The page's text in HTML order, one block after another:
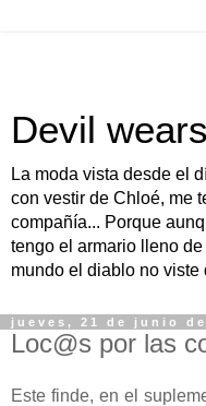
Devil
La moda vista desde el
con vestir de Chloé, me
compañía... Porque
tengo el armario lleno
mundo el diablo no viste
jueves, 21 de junio de
Loc@s por las
Este finde, en el